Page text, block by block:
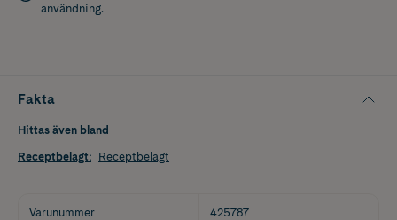
användning.
Fakta
Hittas även bland
Receptbelagt: Receptbelagt
Varunummer 425787